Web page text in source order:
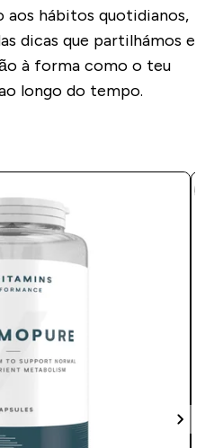
aos hábitos quotidianos,
dicas que partilhámos e
à forma como o teu
longo do tempo.